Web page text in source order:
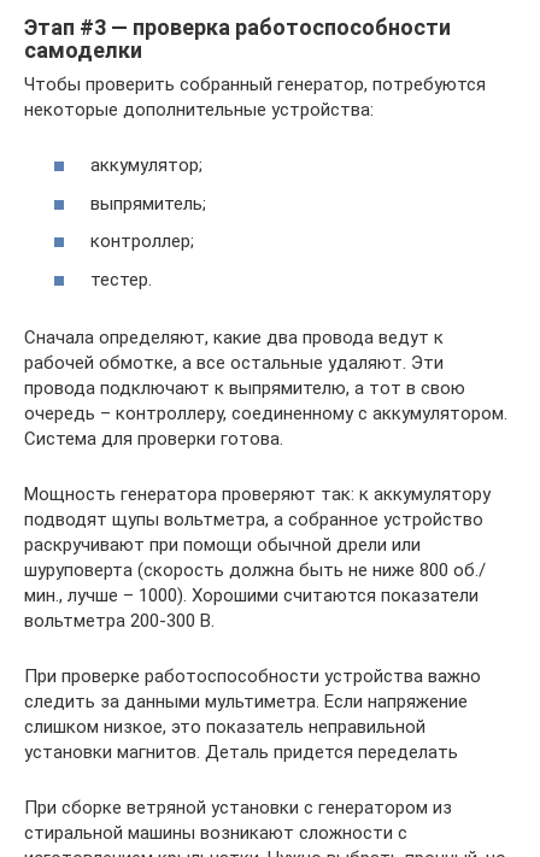
Этап #3 — проверка работоспособности
самоделки
Чтобы проверить собранный генератор, потребуются
некоторые дополнительные устройства:
аккумулятор;
выпрямитель;
контроллер;
тестер.
Сначала определяют, какие два провода ведут к
рабочей обмотке, а все остальные удаляют. Эти
провода подключают к выпрямителю, а тот в свою
очередь – контроллеру, соединенному с аккумулятором.
Система для проверки готова.
Мощность генератора проверяют так: к аккумулятору
подводят щупы вольтметра, а собранное устройство
раскручивают при помощи обычной дрели или
шуруповерта (скорость должна быть не ниже 800 об./
мин., лучше – 1000). Хорошими считаются показатели
вольтметра 200-300 В.
При проверке работоспособности устройства важно
следить за данными мультиметра. Если напряжение
слишком низкое, это показатель неправильной
установки магнитов. Деталь придется переделать
При сборке ветряной установки с генератором из
стиральной машины возникают сложности с